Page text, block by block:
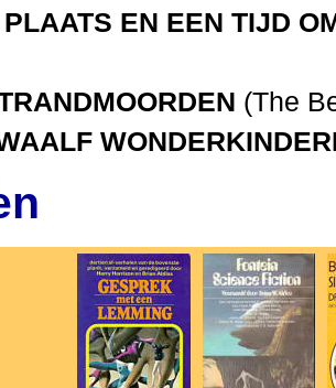
EN EEN TIJD
(The